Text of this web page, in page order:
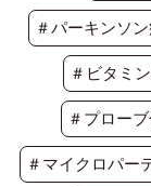
＃パーキンソ
＃ビタミ
＃プロー
＃マイクロパー